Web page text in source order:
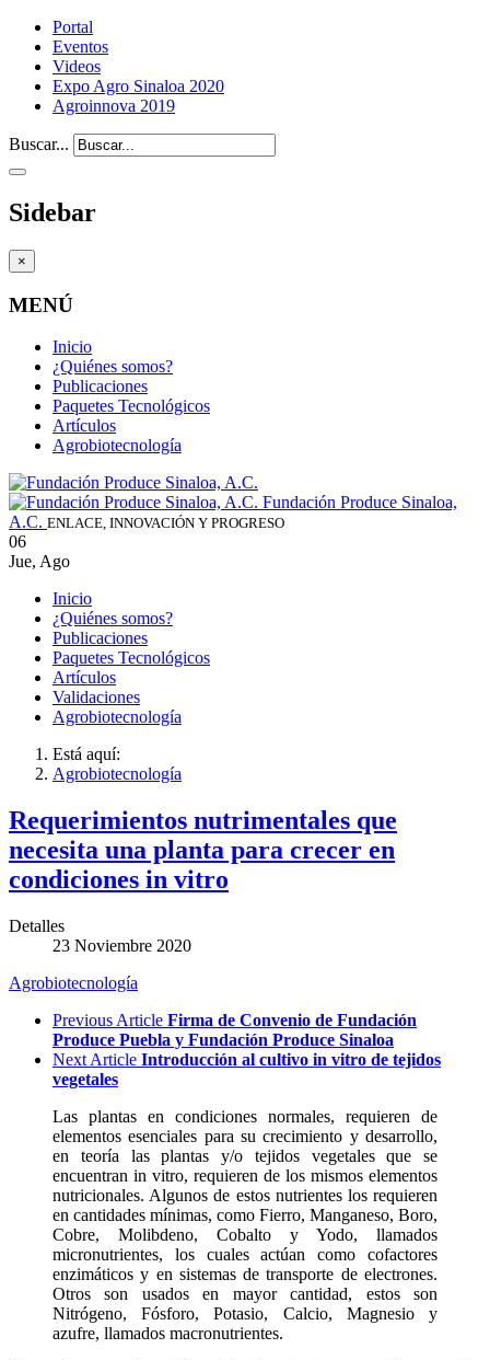
Portal
Eventos
Videos
Expo Agro Sinaloa 2020
Agroinnova 2019
Buscar...
Sidebar
×
MENÚ
Inicio
¿Quiénes somos?
Publicaciones
Paquetes Tecnológicos
Artículos
Agrobiotecnología
Fundación Produce Sinaloa,
A.C. ENLACE, INNOVACIÓN Y PROGRESO
06
Jue, Ago
Inicio
¿Quiénes somos?
Publicaciones
Paquetes Tecnológicos
Artículos
Validaciones
Agrobiotecnología
Está aquí:
Agrobiotecnología
Requerimientos nutrimentales que
necesita una planta para crecer en
condiciones in vitro
Detalles
23 Noviembre 2020
Agrobiotecnología
Previous Article Firma de Convenio de Fundación
Produce Puebla y Fundación Produce Sinaloa
Next Article Introducción al cultivo in vitro de tejidos
vegetales
Las plantas en condiciones normales, requieren de
elementos esenciales para su crecimiento y desarrollo,
en teoría las plantas y/o tejidos vegetales que se
encuentran in vitro, requieren de los mismos elementos
nutricionales. Algunos de estos nutrientes los requieren
en cantidades mínimas, como Fierro, Manganeso, Boro,
Cobre, Molibdeno, Cobalto y Yodo, llamados
micronutrientes, los cuales actúan como cofactores
enzimáticos y en sistemas de transporte de electrones.
Otros son usados en mayor cantidad, estos son
Nitrógeno, Fósforo, Potasio, Calcio, Magnesio y
azufre, llamados macronutrientes.